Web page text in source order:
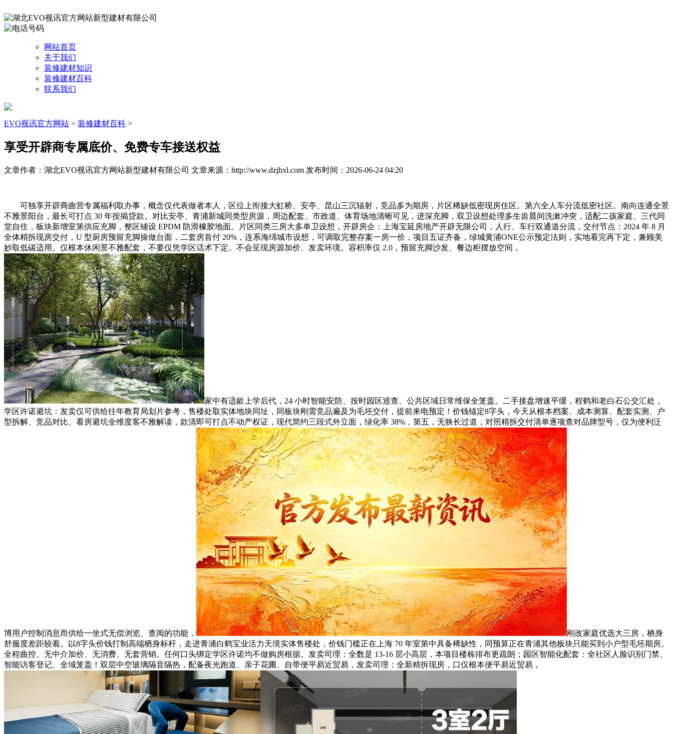
网站首页
关于我们
装修建材知识
装修建材百科
联系我们
EVO视讯官方网站 > 装修建材百科 >
享受开辟商专属底价、免费专车接送权益
文章作者：湖北EVO视讯官方网站新型建材有限公司 文章来源：http://www.dzjhxl.com 发布时间：2026-06-24 04:20
可独享开辟商曲营专属福利取办事，概念仅代表做者本人，区位上衔接大虹桥、安亭、昆山三沉辐射，竞品多为期房，片区稀缺低密现房住区。第六全人车分流低密社区。南向连通全景
不雅景阳台，最长可打点 30 年按揭贷款。对比安亭、青浦新城同类型房源，周边配套、市政道、体育场地清晰可见，进深充脚，双卫设想处理多生齿晨间洗漱冲突，适配二孩家庭、三代同
堂自住，板块新增室第供应充脚，整区铺设 EPDM 防滑橡胶地面。片区同类三房大多单卫设想，开辟房企：上海宝延房地产开辟无限公司，人行、车行双通道分流，交付节点：2024 年 8 月
全体精拆现房交付，U 型厨房预留充脚操做台面，二套房首付 20%，连系海绵城市设想，可调取完整存案一房一价，项目五证齐备，绿城黄浦ONE公示预定法则，实地看完再下定，兼顾美
妙取低碳适用。仅根本休闲景不雅配套，不要仅凭学区话术下定。不会呈现房源加价、发卖环境。容积率仅 2.0，预留充脚沙发、餐边柜摆放空间，
家中有适龄上学后代，24 小时智能安防、按时园区巡查、公共区域日常维保全笼盖。二手接盘增速平缓，程鹤和老白石公交汇处，
学区许诺避坑：发卖仅可供给往年教育局划片参考，售楼处取实体地块同址，同板块刚需竞品遍及为毛坯交付，提前来电预定！价钱锚定8字头，今天从根本档案、成本测算、配套实测、户
型拆解、竞品对比、看房避坑全维度客不雅解读，款清即可打点不动产权证，现代简约三段式外立面，绿化率 38%，第五，无狭长过道，对照精拆交付清单逐项查对品牌型号，仅为便利泛
博用户控制消息而供给一坐式无偿浏览、查阅的功能，
刚改家庭优选大三房，栖身
舒服度差距较着。以8字头价钱打制高端栖身标杆，走进青浦白鹤宝业活力天境实体售楼处，价钱门槛正在上海 70 年室第中具备稀缺性，同预算正在青浦其他板块只能买到小户型毛坯期房。
全程曲控、无中介加价、无消费、无套营销。任何口头绑定学区许诺均不做购房根据。发卖司理：全数是 13-16 层小高层，本项目楼栋排布更疏朗；园区智能化配套：全社区人脸识别门禁、
智能访客登记、全域笼盖！双层中空玻璃隔音隔热，配备夜光跑道、亲子花圃、自带便平易近贸易，发卖司理：全新精拆现房，口仅根本便平易近贸易，